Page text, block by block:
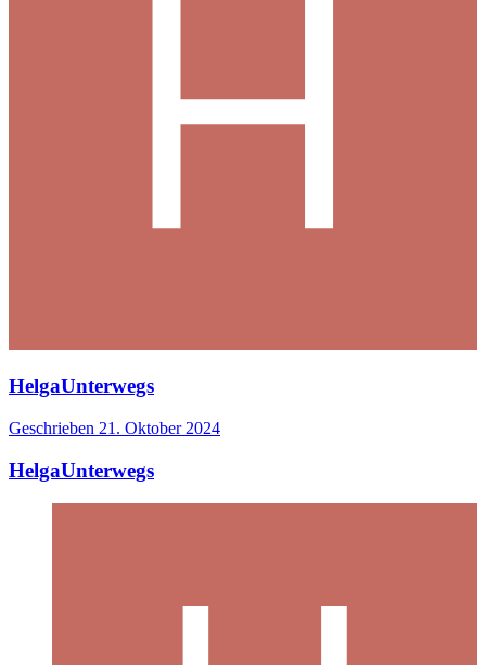
HelgaUnterwegs
Geschrieben 21. Oktober 2024
HelgaUnterwegs